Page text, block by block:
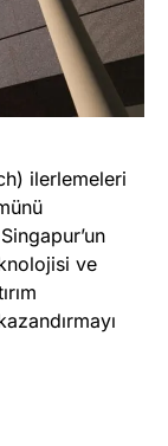
ilerlemeleri
ve